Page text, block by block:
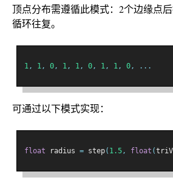
顶点分布需遵循此模式：2个边缘点
循环往复。
1, 1, 0, 1, 1, 0, 1, 1, 0, ...
可通过以下模式实现：
float radius = step( 1.5, float (